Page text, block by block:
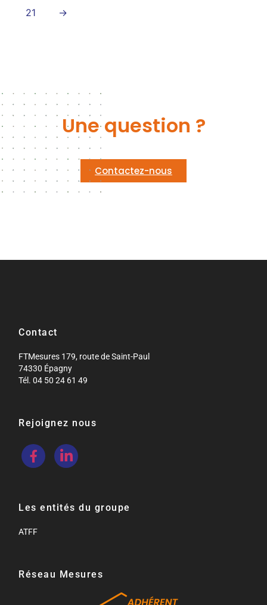
21 →
Une question ?
Contactez-nous
Contact
FTMesures 179, route de Saint-Paul
74330 Épagny
Tél. 04 50 24 61 49
Rejoignez nous
Les entités du groupe
ATFF
Réseau Mesures​